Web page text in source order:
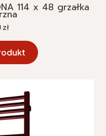
114 x 48 grzałka